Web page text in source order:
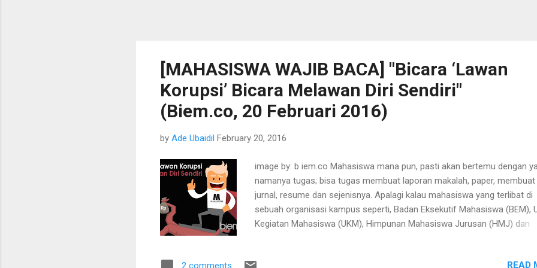
[MAHASISWA WAJIB BACA] "Bicara ‘Lawan
Korupsi’ Bicara Melawan Diri Sendiri"
(Biem.co, 20 Februari 2016)
by Ade Ubaidil February 20, 2016
image by: b iem.co Mahasiswa mana pun, pasti akan bertemu dengan
namanya tugas; bisa tugas membuat laporan makalah, paper, membuat
jurnal, resume dan sejenisnya. Apalagi kalau mahasiswa yang terlibat di
sebuah organisasi kampus seperti, Badan Eksekutif Mahasiswa (BEM),
Kegiatan Mahasiswa (UKM), Himpunan Mahasiswa Jurusan (HMJ) dan
2 comments READ